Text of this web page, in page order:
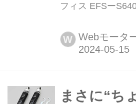
フィス EFSー
スポーツコンセプ
チ「EDIFICE(エ
EFSーS640」を
W Webモータ
まさに“ち